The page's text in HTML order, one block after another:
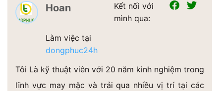
Hoan
Làm việc tại
dongphuc24h
Kết nối với
mình qua:
Tôi Là kỹ thuật viên với 20 năm kinh nghiệm trong
lĩnh vực may mặc và trải qua nhiều vị trí tại các